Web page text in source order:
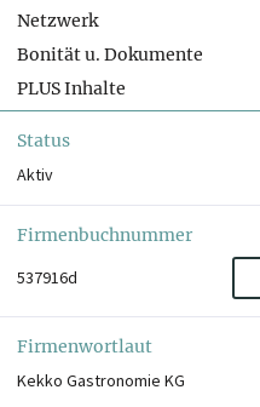
Netzwerk
Bonität u. Dokumente
PLUS Inhalte
Status
Aktiv
Firmenbuchnummer
537916d
Firmenwortlaut
Kekko Gastronomie KG